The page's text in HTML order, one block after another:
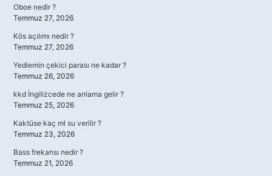
Oboe nedir ?
Temmuz 27, 2026
Kös açılımı nedir ?
Temmuz 27, 2026
Yediemin çekici parası ne kadar ?
Temmuz 26, 2026
kkd İngilizcede ne anlama gelir ?
Temmuz 25, 2026
Kaktüse kaç ml su verilir ?
Temmuz 23, 2026
Bass frekansı nedir ?
Temmuz 21, 2026